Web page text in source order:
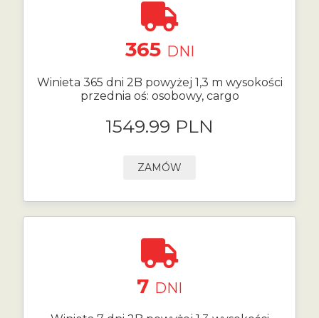
365 DNI
Winieta 365 dni 2B powyżej 1,3 m wysokości
przednia oś: osobowy, cargo
1549.99 PLN
ZAMÓW
7 DNI